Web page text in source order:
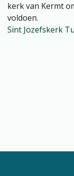
kerk van Kermt
voldoen.
Sint Jozefskerk